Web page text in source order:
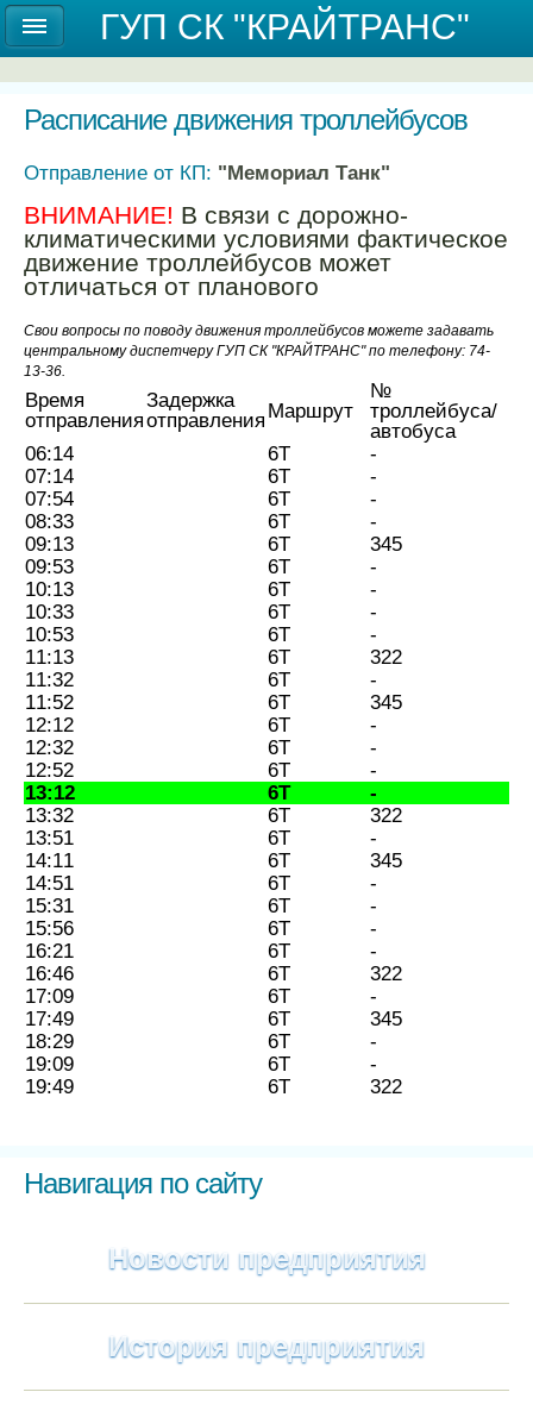
Государственное унитарное предприятие
Ставропольского края "КРАЙТРАНС"
Расписание движения троллейбусов
Отправление от КП: "Мемориал Танк"
ВНИМАНИЕ! В связи с дорожно-
климатическими условиями фактическое
движение троллейбусов может
отличаться от планового
Свои вопросы по поводу движения троллейбусов можете задавать
центральному диспетчеру ГУП СК "КРАЙТРАНС" по телефону: 74-
13-36.
Время
отправления
Задержка
отправления Маршрут
№
троллейбуса/
автобуса
06:14
6Т
-
07:14
6Т
-
07:54
6Т
-
08:33
6Т
-
09:13
6Т
345
09:53
6Т
-
10:13
6Т
-
10:33
6Т
-
10:53
6Т
-
11:13
6Т
322
11:32
6Т
-
11:52
6Т
345
12:12
6Т
-
12:32
6Т
-
12:52
6Т
-
13:12
6Т
-
13:32
6Т
322
13:51
6Т
-
14:11
6Т
345
14:51
6Т
-
15:31
6Т
-
15:56
6Т
-
16:21
6Т
-
16:46
6Т
322
17:09
6Т
-
17:49
6Т
345
18:29
6Т
-
19:09
6Т
-
19:49
6Т 322
Навигация по сайту
Новости предприятия
История предприятия
ГУП СК "КРАЙТРАНС"